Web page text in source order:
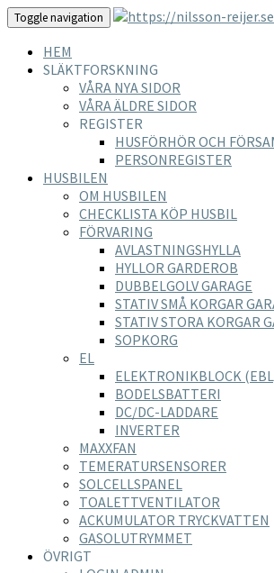
Toggle navigation
HEM
SLÄKTFORSKNING
VÅRA NYA SIDOR
VÅRA ÄLDRE SIDOR
REGISTER
HUSFÖRHÖR OCH
PERSONREGISTER
HUSBILEN
OM HUSBILEN
CHECKLISTA KÖP HUSBIL
FÖRVARING
AVLASTNINGSHYLLA
HYLLOR GARDEROB
DUBBELGOLV GARAGE
STATIV SMÅ KORGAR
STATIV STORA KORGAR
SOPKORG
EL
ELEKTRONIKBLOCK
BODELSBATTERI
DC/DC-LADDARE
INVERTER
MAXXFAN
TEMERATURSENSORER
SOLCELLSPANEL
TOALETTVENTILATOR
ACKUMULATOR TRYCKVATTEN
GASOLUTRYMMET
ÖVRIGT